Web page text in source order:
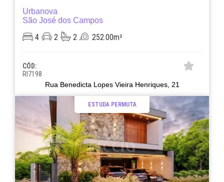
Urbanova
São José dos Campos
4 2 2 252.00m²
CÓD:
RI7198
Rua Benedicta Lopes Vieira Henriques, 21
ESTUDA PERMUTA